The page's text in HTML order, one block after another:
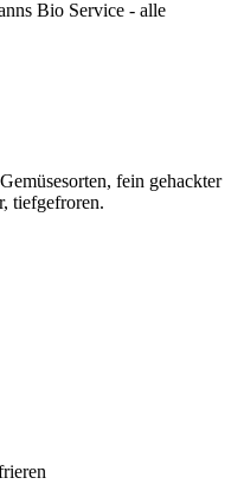
Bio Service - alle
fein gehackter
tiefgefroren.